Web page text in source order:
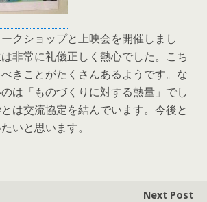
クショップと上映会を開催しまし
非常に礼儀正しく熱心でした。こち
きことがたくさんあるようです。な
は「ものづくりに対する熱量」でし
は交流協定を結んでいます。今後と
いと思います。
Next Post